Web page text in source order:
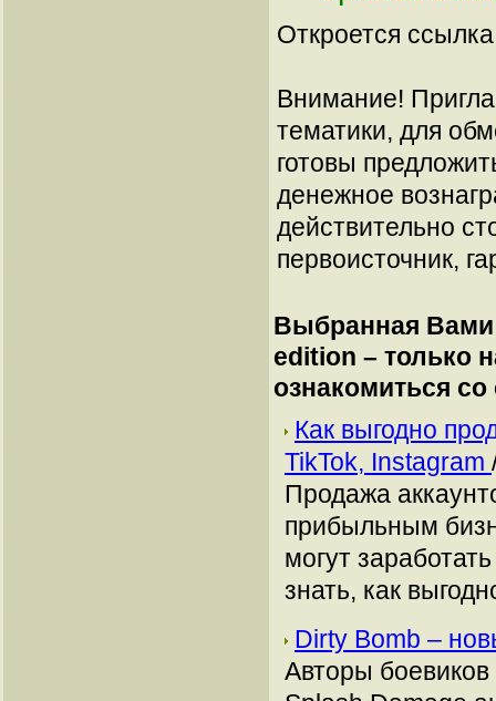
Откроется
Внимание!
тематики, для
готовы
денежное
действительно
первоисточник,
Выбранная Вами
edition – только
ознакомиться
Как выгодно
TikTok, Instagram
Продажа
прибыльным
могут
знать, как
Dirty Bomb –
Авторы